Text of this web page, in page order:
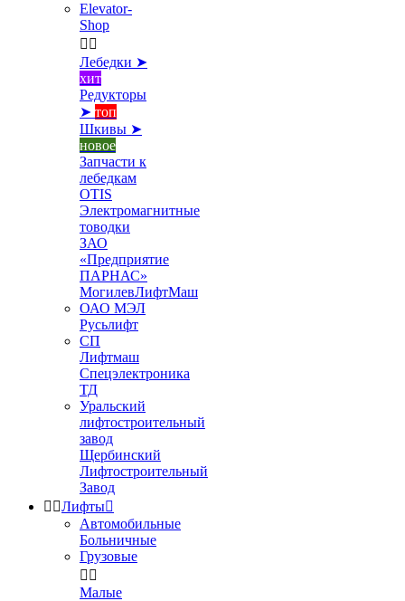
Elevator-
Shop
 
Лебедки ➤
хит
Редукторы
➤ топ
Шкивы ➤
новое
Запчасти к
лебедкам
OTIS
Электромагнитные
товодки
ЗАО
«Предприятие
ПАРНАС»
МогилевЛифтМаш
ОАО МЭЛ
Русьлифт
СП
Лифтмаш
Спецэлектроника
ТД
Уральский
лифтостроительный
завод
Щербинский
Лифтостроительный
Завод
 Лифты
Автомобильные
Больничные
Грузовые
 
Малые